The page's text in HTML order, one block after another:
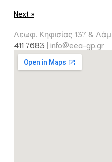
Next »
Λεωφ. Κηφισίας 137 &
411 7683 | info@eea-gp.gr